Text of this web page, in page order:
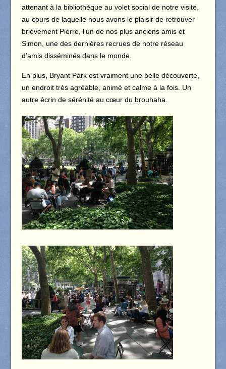
attenant à la bibliothèque au volet social de notre visite,
au cours de laquelle nous avons le plaisir de retrouver
brièvement Pierre, l’un de nos plus anciens amis et
Simon, une des dernières recrues de notre réseau
d’amis disséminés dans le monde.
En plus, Bryant Park est vraiment une belle découverte,
un endroit très agréable, animé et calme à la fois. Un
autre écrin de sérénité au cœur du brouhaha.